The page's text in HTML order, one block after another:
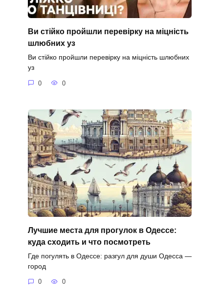
Ви стійко пройшли перевірку на міцність
шлюбних уз
Ви стійко пройшли перевірку на міцність шлюбних
уз
0 0
Лучшие места для прогулок в Одессе:
куда сходить и что посмотреть
Где погулять в Одессе: разгул для души Одесса —
город
0 0